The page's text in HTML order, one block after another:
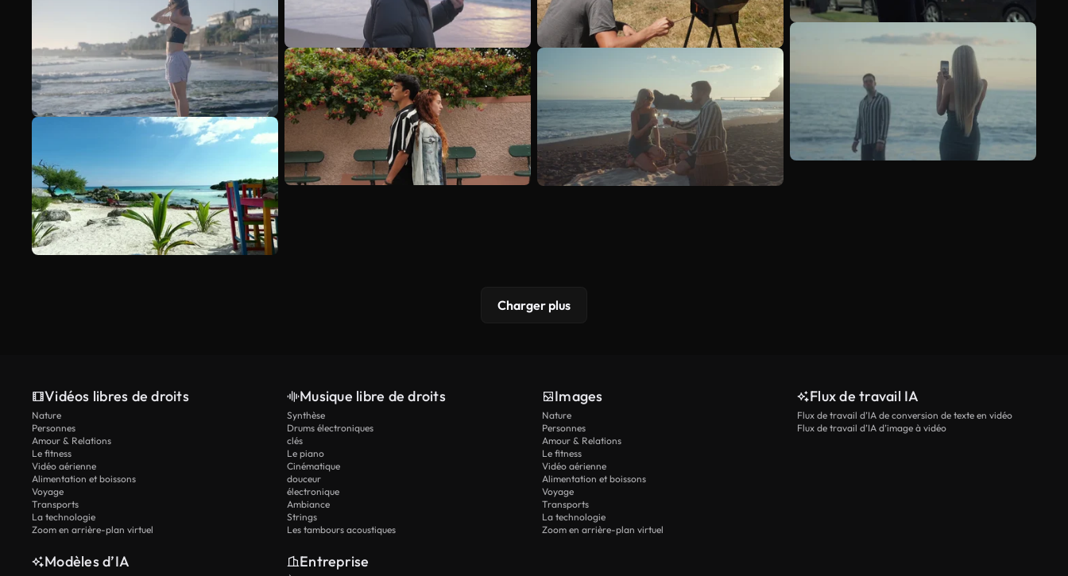
Charger plus
Vidéos libres de droits
Nature
Personnes
Amour & Relations
Le fitness
Vidéo aérienne
Alimentation et boissons
Voyage
Transports
La technologie
Zoom en arrière-plan virtuel
Musique libre de droits
Synthèse
Drums électroniques
clés
Le piano
Cinématique
douceur
électronique
Ambiance
Strings
Les tambours acoustiques
Images
Nature
Personnes
Amour & Relations
Le fitness
Vidéo aérienne
Alimentation et boissons
Voyage
Transports
La technologie
Zoom en arrière-plan virtuel
Flux de travail IA
Flux de travail d’IA de conversion de texte en vidéo
Flux de travail d’IA d’image à vidéo
Modèles d’IA Entreprise